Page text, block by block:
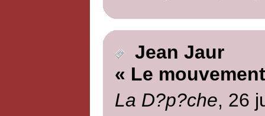
Jean Jaur
« Le
La D?p?che, 26